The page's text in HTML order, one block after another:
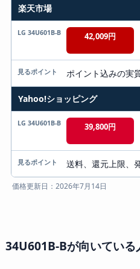
楽天市場
42,009円
ポイント込みの実
Yahoo!ショッピング
39,800円
送料、還元上限、
価格更新日：2026年7月14日
34U601B-Bが向いている